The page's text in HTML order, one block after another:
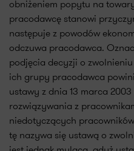
obniżeniem popytu na
pracodawcę stanowi
następuje z powodów
odczuwa pracodawca.
podjęcia decyzji o
ich grupy pracodawca
ustawy z dnia 13 marca
rozwiązywania z
niedotyczących
tę nazywa się ustawą o